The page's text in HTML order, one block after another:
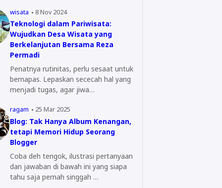
wisata 8 Nov 2024
Teknologi dalam Pariwisata:
Wujudkan Desa Wisata yang
Berkelanjutan Bersama Reza
Permadi
Penatnya rutinitas, perlu sesaat untuk
bernapas. Lepaskan sececah hal yang
menjadi tugas, agar jiwa…
ragam 25 Mar 2025
Blog: Tak Hanya Album Kenangan,
tetapi Memori Hidup Seorang
Blogger
Coba deh tengok, ilustrasi pertanyaan
dan jawaban di bawah ini yang siapa
tahu saja pernah singgah …